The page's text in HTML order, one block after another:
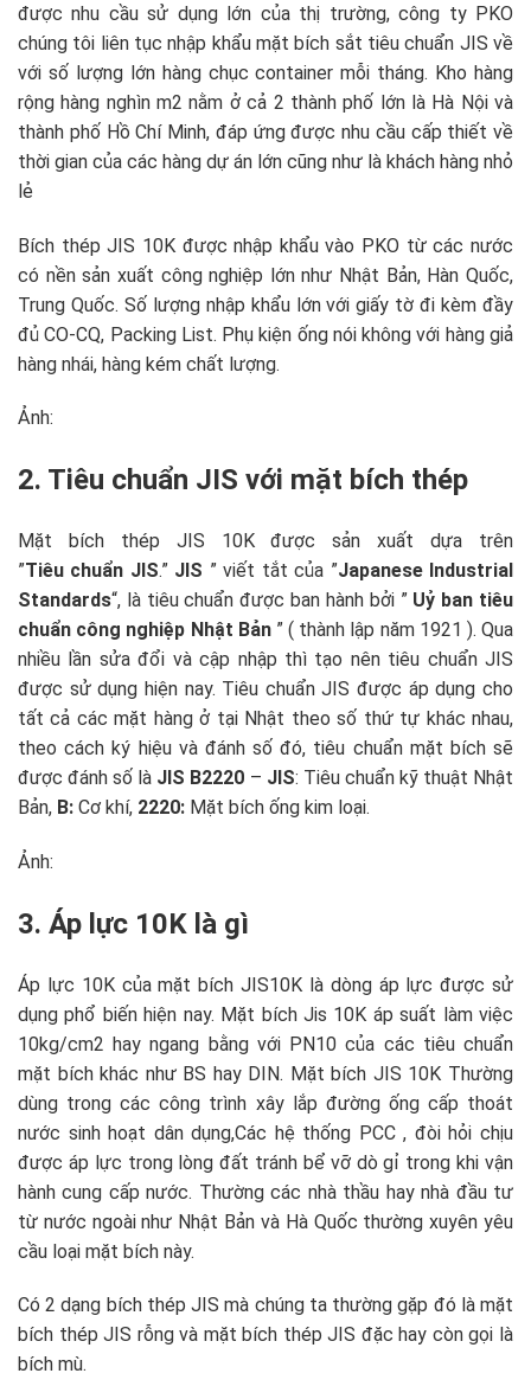
được nhu cầu sử dụng lớn của thị trường, công ty PKO
chúng tôi liên tục nhập khẩu mặt bích sắt tiêu chuẩn JIS về
với số lượng lớn hàng chục container mỗi tháng. Kho hàng
rộng hàng nghìn m2 nằm ở cả 2 thành phố lớn là Hà Nội và
thành phố Hồ Chí Minh, đáp ứng được nhu cầu cấp thiết về
thời gian của các hàng dự án lớn cũng như là khách hàng nhỏ
lẻ
Bích thép JIS 10K được nhập khẩu vào PKO từ các nước
có nền sản xuất công nghiệp lớn như Nhật Bản, Hàn Quốc,
Trung Quốc. Số lượng nhập khẩu lớn với giấy tờ đi kèm đầy
đủ CO-CQ, Packing List. Phụ kiện ống nói không với hàng giả
hàng nhái, hàng kém chất lượng.
Ảnh:
2. Tiêu chuẩn JIS với mặt bích thép
Mặt bích thép JIS 10K được sản xuất dựa trên
”Tiêu chuẩn JIS.” JIS ” viết tắt của ”Japanese Industrial
Standards“, là tiêu chuẩn được ban hành bởi ” Uỷ ban tiêu
chuẩn công nghiệp Nhật Bản” ( thành lập năm 1921 ). Qua
nhiều lần sửa đổi và cập nhập thì tạo nên tiêu chuẩn JIS
được sử dụng hiện nay. Tiêu chuẩn JIS được áp dụng cho
tất cả các mặt hàng ở tại Nhật theo số thứ tự khác nhau,
theo cách ký hiệu và đánh số đó, tiêu chuẩn mặt bích sẽ
được đánh số là JIS B2220 – JIS: Tiêu chuẩn kỹ thuật Nhật
Bản, B: Cơ khí, 2220: Mặt bích ống kim loại.
Ảnh:
3. Áp lực 10K là gì
Áp lực 10K của mặt bích JIS10K là dòng áp lực được sử
dụng phổ biến hiện nay. Mặt bích Jis 10K áp suất làm việc
10kg/cm2 hay ngang bằng với PN10 của các tiêu chuẩn
mặt bích khác như BS hay DIN. Mặt bích JIS 10K Thường
dùng trong các công trình xây lắp đường ống cấp thoát
nước sinh hoạt dân dụng,Các hệ thống PCC , đòi hỏi chịu
được áp lực trong lòng đất tránh bể vỡ dò gỉ trong khi vận
hành cung cấp nước. Thường các nhà thầu hay nhà đầu tư
từ nước ngoài như Nhật Bản và Hà Quốc thường xuyên yêu
cầu loại mặt bích này.
Có 2 dạng bích thép JIS mà chúng ta thường gặp đó là mặt
bích thép JIS rỗng và mặt bích thép JIS đặc hay còn gọi là
bích mù.